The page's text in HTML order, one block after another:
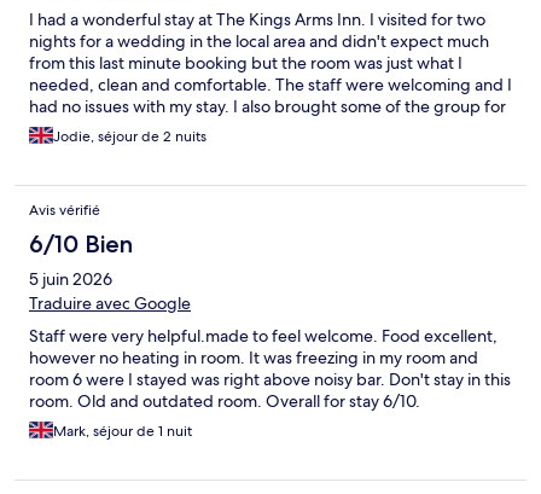
I had a wonderful stay at The Kings Arms Inn. I visited for two
nights for a wedding in the local area and didn't expect much
from this last minute booking but the room was just what I
needed, clean and comfortable. The staff were welcoming and I
had no issues with my stay. I also brought some of the group for
some food at the pub and we all thoroughly enjoyed our meals.
Definitetly would recommend and would stay again :)
Jodie, séjour de 2 nuits
Avis vérifié
6/10 Bien
5 juin 2026
Traduire avec Google
Staff were very helpful.made to feel welcome. Food excellent,
however no heating in room. It was freezing in my room and
room 6 were I stayed was right above noisy bar. Don't stay in this
room. Old and outdated room. Overall for stay 6/10.
Mark, séjour de 1 nuit